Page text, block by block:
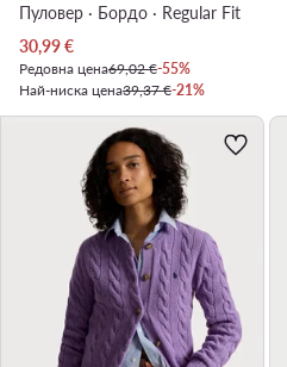
Пуловер · Бордо · Regular Fit
Актуална цена
30,99€
Редовна цена69,02 €-55%
Най-ниска цена39,37 €-21%